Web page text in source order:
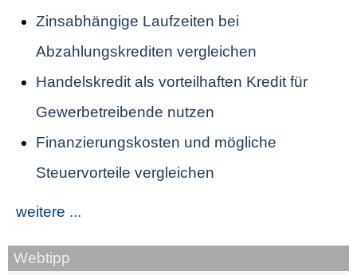
Zinsabhängige Laufzeiten bei
Abzahlungskrediten vergleichen
Handelskredit als vorteilhaften Kredit für
Gewerbetreibende nutzen
Finanzierungskosten und mögliche
Steuervorteile vergleichen
weitere ...
Webtipp